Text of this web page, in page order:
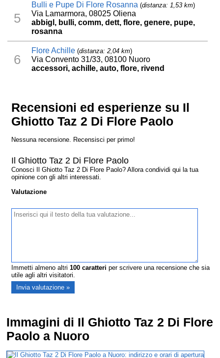
5
Bulli e Pupe Di Flore Rosanna (distanza: 1,53 km)
Via Lamarmora, 08025 Oliena
abbigl, bulli, comm, dett, flore, genere, pupe,
rosanna
6
Flore Achille (distanza: 2,04 km)
Via Convento 31/33, 08100 Nuoro
accessori, achille, auto, flore, rivend
Recensioni ed esperienze su Il
Ghiotto Taz 2 Di Flore Paolo
Nessuna recensione. Recensisci per primo!
Il Ghiotto Taz 2 Di Flore Paolo
Conosci Il Ghiotto Taz 2 Di Flore Paolo? Allora condividi qui la tua
opinione con gli altri interessati.
Valutazione
Immetti almeno altri100 caratteri per scrivere una recensione che sia
utile agli altri visitatori.
Immagini di Il Ghiotto Taz 2 Di Flore
Paolo a Nuoro